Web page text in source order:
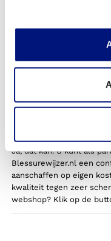
Nee, een pols
zorgverzekering. Meer
Nee, u betaalt geen
Ja, dat kan. U kunt als
Blessurewijzer.nl een
aanschaffen op eigen
kwaliteit tegen zeer
webshop? Klik op de